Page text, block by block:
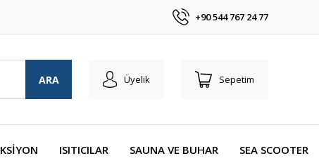
+90 544 767 24 77
ARA Üyelik Sepetim
ISITICILAR SAUNA VE BUHAR SEA SCOOTER